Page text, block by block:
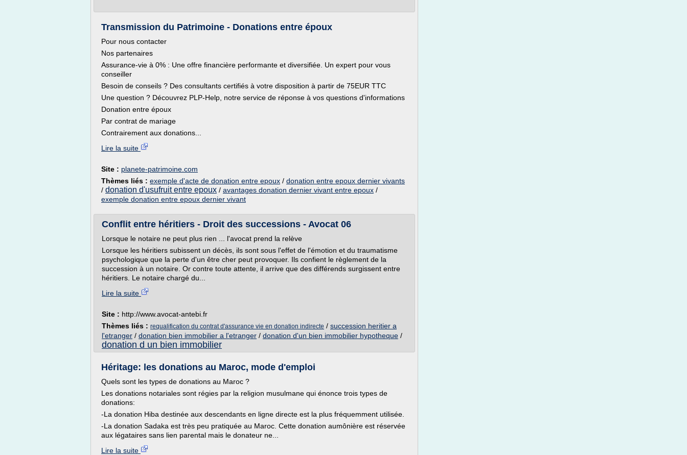
Transmission du Patrimoine - Donations entre époux
Pour nous contacter
Nos partenaires
Assurance-vie à 0% : Une offre financière performante et diversifiée. Un expert pour vous
conseiller
Besoin de conseils ? Des consultants certifiés à votre disposition à partir de 75EUR TTC
Une question ? Découvrez PLP-Help, notre service de réponse à vos questions d'informations
Donation entre époux
Par contrat de mariage
Contrairement aux donations...
Lire la suite
Site : planete-patrimoine.com
Thèmes liés : exemple d'acte de donation entre epoux / donation entre epoux dernier vivants
/ donation d'usufruit entre epoux / avantages donation dernier vivant entre epoux /
exemple donation entre epoux dernier vivant
Conflit entre héritiers - Droit des successions - Avocat 06
Lorsque le notaire ne peut plus rien ... l'avocat prend la relève
Lorsque les héritiers subissent un décès, ils sont sous l'effet de l'émotion et du traumatisme
psychologique que la perte d'un être cher peut provoquer. Ils confient le règlement de la
succession à un notaire. Or contre toute attente, il arrive que des différends surgissent entre
héritiers. Le notaire chargé du...
Lire la suite
Site : http://www.avocat-antebi.fr
Thèmes liés : requalification du contrat d'assurance vie en donation indirecte / succession heritier a
l'etranger / donation bien immobilier a l'etranger / donation d'un bien immobilier hypotheque /
donation d un bien immobilier
Héritage: les donations au Maroc, mode d'emploi
Quels sont les types de donations au Maroc ?
Les donations notariales sont régies par la religion musulmane qui énonce trois types de
donations:
-La donation Hiba destinée aux descendants en ligne directe est la plus fréquemment utilisée.
-La donation Sadaka est très peu pratiquée au Maroc. Cette donation aumônière est réservée
aux légataires sans lien parental mais le donateur ne...
Lire la suite